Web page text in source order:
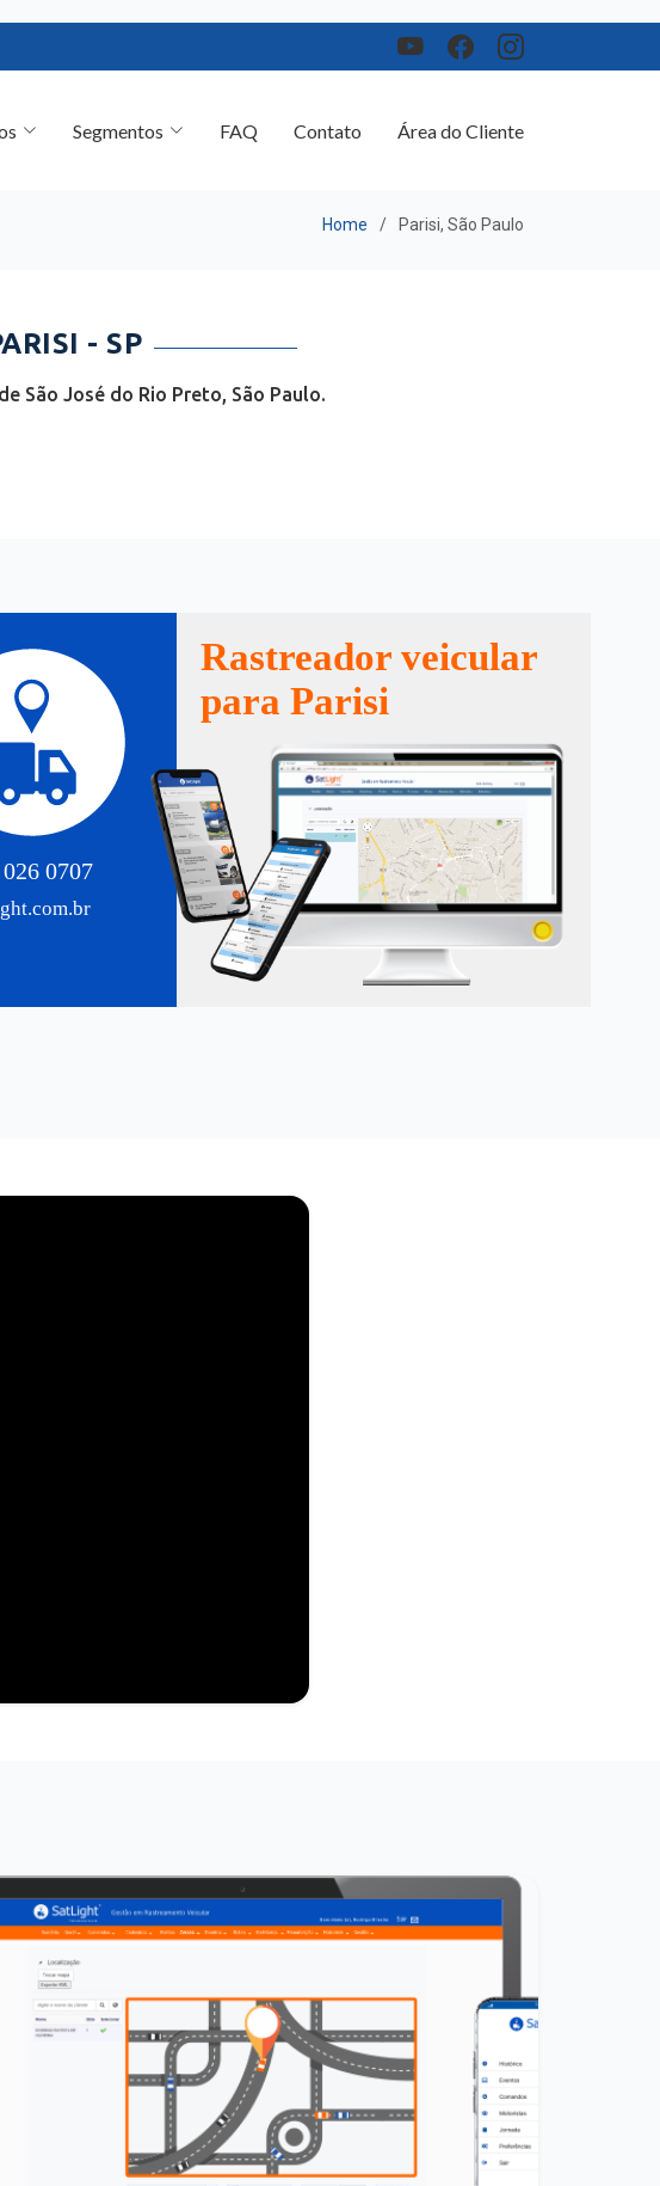
- SP
São José do Rio Preto, São Paulo.
0707
Rastreador veicular
para Parisi